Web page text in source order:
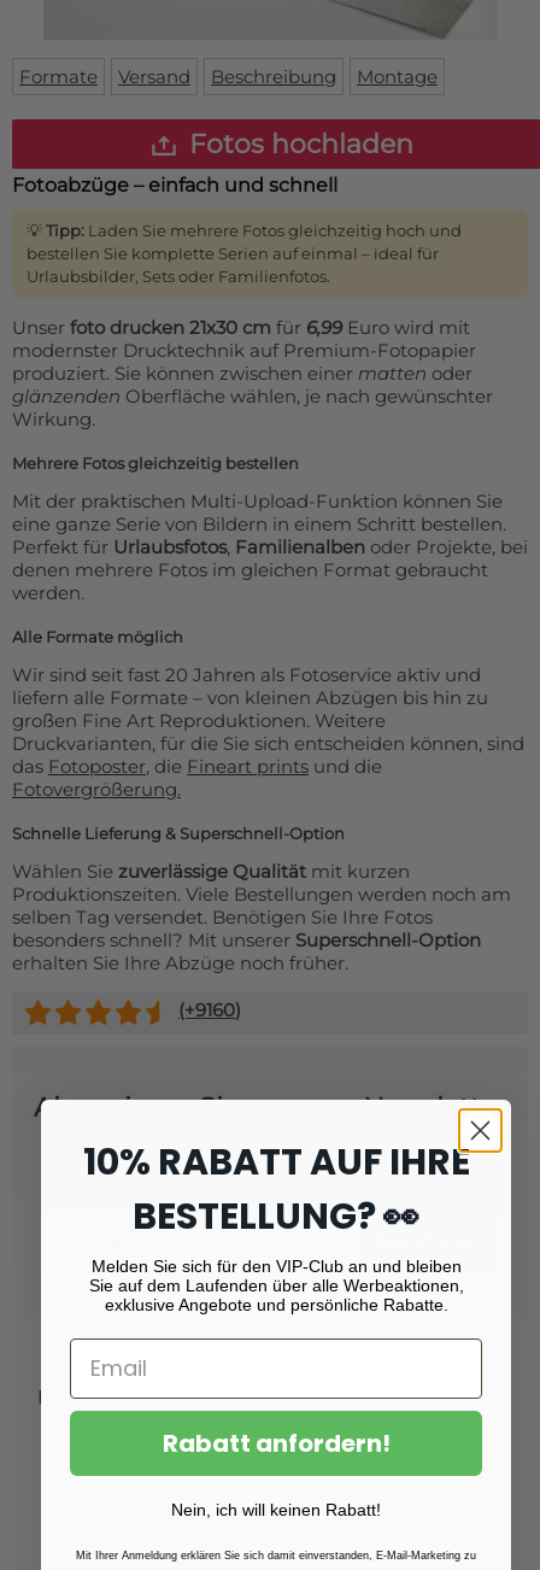
Custom skateboard deck
Login
WhatsApp
Formate Versand Beschreibung Montage
Fotos hochladen
Fotoabzüge – einfach und schnell
💡Tipp: Laden Sie mehrere Fotos gleichzeitig hoch und
bestellen Sie komplette Serien auf einmal – ideal für
Urlaubsbilder, Sets oder Familienfotos.
Unser foto drucken 21x30 cm für 6,99Euro wird mit
modernster Drucktechnik auf Premium-Fotopapier
produziert. Sie können zwischen einer matten oder
glänzenden Oberfläche wählen, je nach gewünschter
Wirkung.
Mehrere Fotos gleichzeitig bestellen
Mit der praktischen Multi-Upload-Funktion können Sie
eine ganze Serie von Bildern in einem Schritt bestellen.
Perfekt für Urlaubsfotos, Familienalben oder Projekte, bei
denen mehrere Fotos im gleichen Format gebraucht
werden.
Alle Formate möglich
Wir sind seit fast 20 Jahren als Fotoservice aktiv und
liefern alle Formate – von kleinen Abzügen bis hin zu
großen Fine Art Reproduktionen. Weitere
Druckvarianten, für die Sie sich entscheiden können, sind
das Fotoposter, die Fineart prints und die
Fotovergrößerung.
Schnelle Lieferung & Superschnell-Option
Wählen Sie zuverlässige Qualität mit kurzen
Produktionszeiten. Viele Bestellungen werden noch am
selben Tag versendet. Benötigen Sie Ihre Fotos
besonders schnell? Mit unserer Superschnell-Option
erhalten Sie Ihre Abzüge noch früher.
(+9160)
Abonnieren Sie unseren Newsletter
und erhalten Sie
Rabatt von 10 %!
Produkte
Fotoabzüge
Fotovergrößerungen
Foto auf Plexiglas (Acrylglas)
Foto auf Aluminium
10% RABATT AUF IHRE
BESTELLUNG? 👀
Melden Sie sich für den VIP-Club an und bleiben
Sie auf dem Laufenden über alle Werbeaktionen,
exklusive Angebote und persönliche Rabatte.
Rabatt anfordern!
Nein, ich will keinen Rabatt!
Mit Ihrer Anmeldung erklären Sie sich damit einverstanden, E-Mail-Marketing zu